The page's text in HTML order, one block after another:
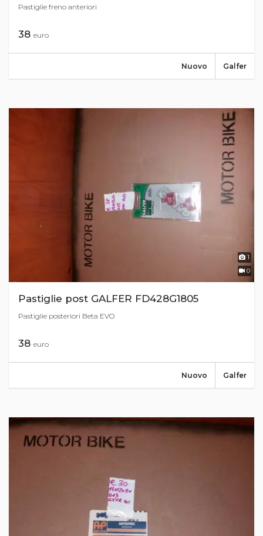
Pastiglie freno anteriori
38 euro
Galfer
Nuovo
1
0
Pastiglie post GALFER FD428G1805
Pastiglie posteriori Beta EVO
38 euro
Galfer
Nuovo